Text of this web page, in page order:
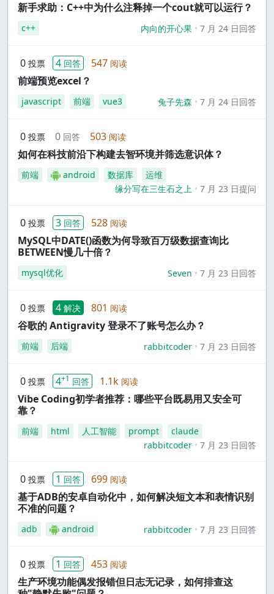
新手求助：C++中为什么注释掉一个cout就可以运行？
c++ 内向的开心果 7 月 24 日回答
0 投票 4 回答 547 阅读
前端预览excel？
javascript 前端 vue3 兔子先森 7 月 24 日回答
0 投票 0 回答 503 阅读
如何在科技前沿下构建去智环境并筛选意识体？
前端 android 数据库
运维
缘分写在三生石之上
7 月 23 日提问
0 投票 3 回答 528 阅读
MySQL中DATE()函数为何导致百万级数据查询比
BETWEEN慢几十倍？
mysql优化 Seven 7 月 23 日回答
0 投票 4 解决 801 阅读
谷歌的 Antigravity 登录不了账号怎么办？
前端 后端 rabbitcoder 7 月 23 日回答
0 投票 4+1 回答 1.1k 阅读
Vibe Coding初学者推荐：哪些平台既易用又安全可
靠？
前端 html 人工智能 prompt
claude
rabbitcoder
7 月 23 日回答
0 投票 1 回答 699 阅读
基于ADB的安卓自动化中，如何解决短文本和表情识别
不准的问题？
adb android rabbitcoder 7 月 23 日回答
0 投票 1 回答 453 阅读
生产环境功能偶发报错但日志无记录，如何排查这